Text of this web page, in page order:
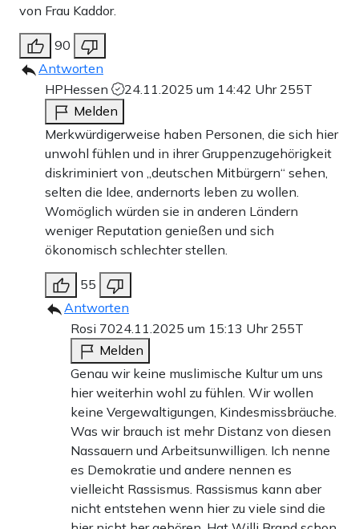
von Frau Kaddor.
90
Antworten
HPHessen
24.11.2025 um 14:42 Uhr 255T
Melden
Merkwürdigerweise haben Personen, die sich hier
unwohl fühlen und in ihrer Gruppenzugehörigkeit
diskriminiert von „deutschen Mitbürgern“ sehen,
selten die Idee, andernorts leben zu wollen.
Womöglich würden sie in anderen Ländern
weniger Reputation genießen und sich
ökonomisch schlechter stellen.
55
Antworten
Rosi 7024.11.2025 um 15:13 Uhr 255T
Melden
Genau wir keine muslimische Kultur um uns
hier weiterhin wohl zu fühlen. Wir wollen
keine Vergewaltigungen, Kindesmissbräuche.
Was wir brauch ist mehr Distanz von diesen
Nassauern und Arbeitsunwilligen. Ich nenne
es Demokratie und andere nennen es
vielleicht Rassismus. Rassismus kann aber
nicht entstehen wenn hier zu viele sind die